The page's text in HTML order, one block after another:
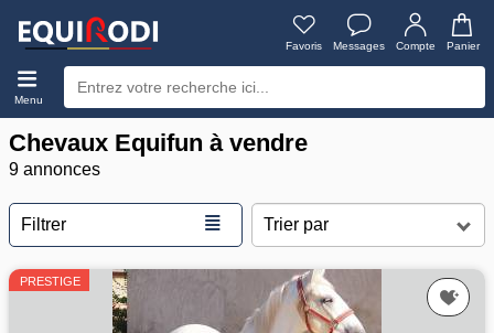
Favoris Messages Compte Panier
Menu
Chevaux Equifun à vendre
9 annonces
Filtrer ≣
PRESTIGE